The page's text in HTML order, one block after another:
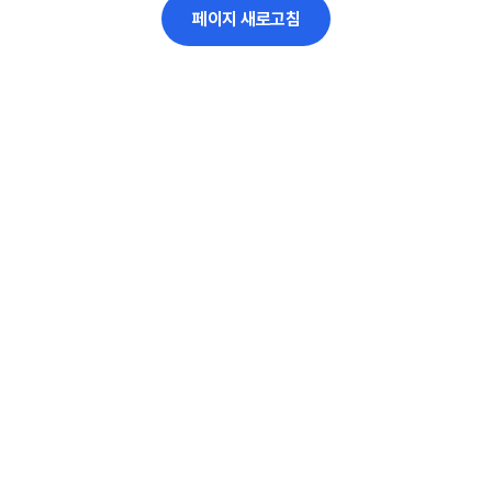
페이지 새로고침